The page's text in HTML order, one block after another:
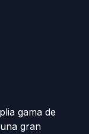
gama de
gran